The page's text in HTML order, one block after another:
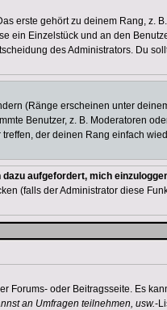
erste gehört zu deinem Rang,
ein Einzelstück und an den
des Administrators. Du
(Ränge erscheinen unter
Benutzer, z. B. Moderatoren
der deinen Rang einfach
aufgefordert, mich
(falls der Administrator diese
Forums- oder Beitragsseite. Es
an Umfragen teilnehmen, usw.-